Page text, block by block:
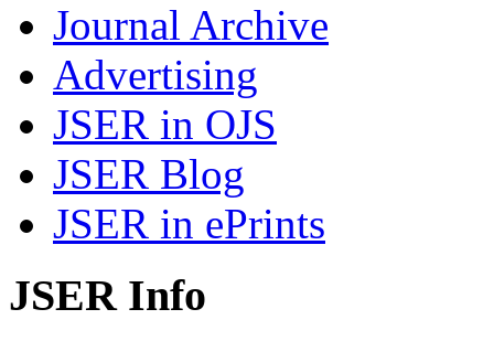
Journal Archive
Advertising
JSER in OJS
JSER Blog
JSER in ePrints
JSER Info